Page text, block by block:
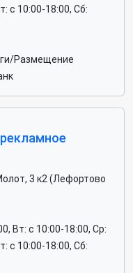
c 10:00-18:00, Сб:
Размещение
3 к2 (Лефортово
Вт: c 10:00-18:00, Ср:
c 10:00-18:00, Сб: